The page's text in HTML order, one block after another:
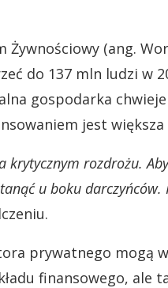
Żywnościowy (ang.
do 137 mln ludzi w
gospodarka
jest
krytycznym rozdrożu.
u boku
prywatnego mogą
finansowego, ale